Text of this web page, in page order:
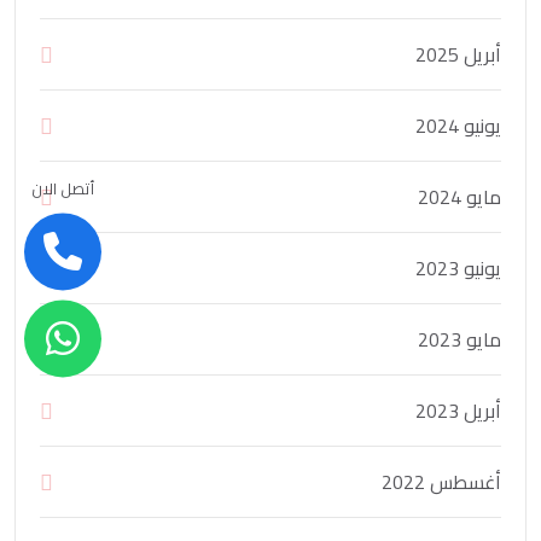
أبريل 2025
يونيو 2024
مايو 2024
يونيو 2023
مايو 2023
أبريل 2023
أغسطس 2022
أتصل الان